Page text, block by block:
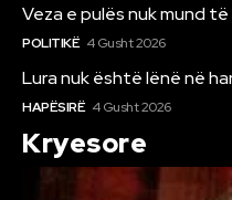
Veza e pulës nuk mund
POLITIKË 4 Gusht 2026
Lura nuk është lënë në
HAPËSIRË 4 Gusht 2026
Kryesore